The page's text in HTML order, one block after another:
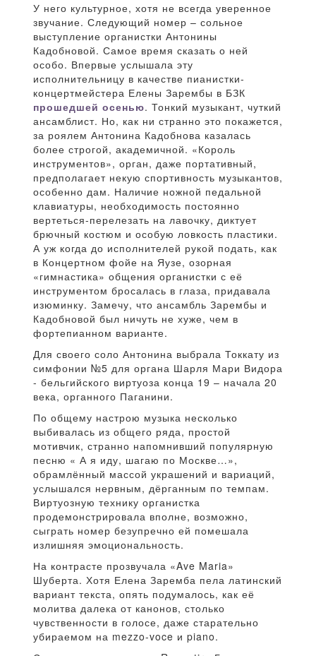
У него культурное, хотя не всегда уверенное
звучание. Следующий номер – сольное
выступление органистки Антонины
Кадобновой. Самое время сказать о ней
особо. Впервые услышала эту
исполнительницу в качестве пианистки-
концертмейстера Елены Зарембы в БЗК
прошедшей осенью. Тонкий музыкант, чуткий
ансамблист. Но, как ни странно это покажется,
за роялем Антонина Кадобнова казалась
более строгой, академичной. «Король
инструментов», орган, даже портативный,
предполагает некую спортивность музыкантов,
особенно дам. Наличие ножной педальной
клавиатуры, необходимость постоянно
вертеться-перелезать на лавочку, диктует
брючный костюм и особую ловкость пластики.
А уж когда до исполнителей рукой подать, как
в Концертном фойе на Яузе, озорная
«гимнастика» общения органистки с её
инструментом бросалась в глаза, придавала
изюминку. Замечу, что ансамбль Зарембы и
Кадобновой был ничуть не хуже, чем в
фортепианном варианте.
Для своего соло Антонина выбрала Токкату из
симфонии №5 для органа Шарля Мари Видора
- бельгийского виртуоза конца 19 – начала 20
века, органного Паганини.
По общему настрою музыка несколько
выбивалась из общего ряда, простой
мотивчик, странно напомнивший популярную
песню « А я иду, шагаю по Москве…»,
обрамлённый массой украшений и вариаций,
услышался нервным, дёрганным по темпам.
Виртуозную технику органистка
продемонстрировала вполне, возможно,
сыграть номер безупречно ей помешала
излишняя эмоциональность.
На контрасте прозвучала «Ave Maria»
Шуберта. Хотя Елена Заремба пела латинский
вариант текста, опять подумалось, как её
молитва далека от канонов, столько
чувственности в голосе, даже старательно
убираемом на mezzo-voce и piano.